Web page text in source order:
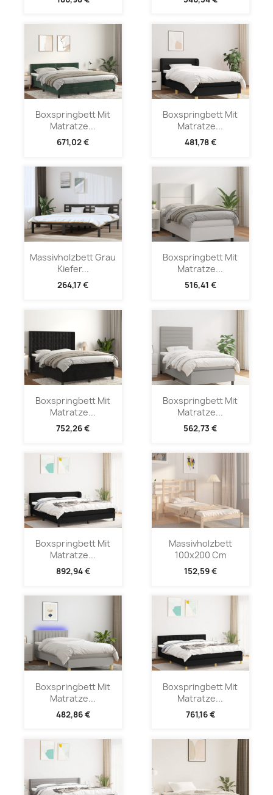
Boxspringbett Mit
Matratze...
671,02 €
Boxspringbett Mit
Matratze...
481,78 €
Massivholzbett Grau
Kiefer...
264,17 €
Boxspringbett Mit
Matratze...
516,41 €
Boxspringbett Mit
Matratze...
752,26 €
Boxspringbett Mit
Matratze...
562,73 €
Boxspringbett Mit
Matratze...
892,94 €
Massivholzbett
100x200 Cm
152,59 €
Boxspringbett Mit
Matratze...
482,86 €
Boxspringbett Mit
Matratze...
761,16 €